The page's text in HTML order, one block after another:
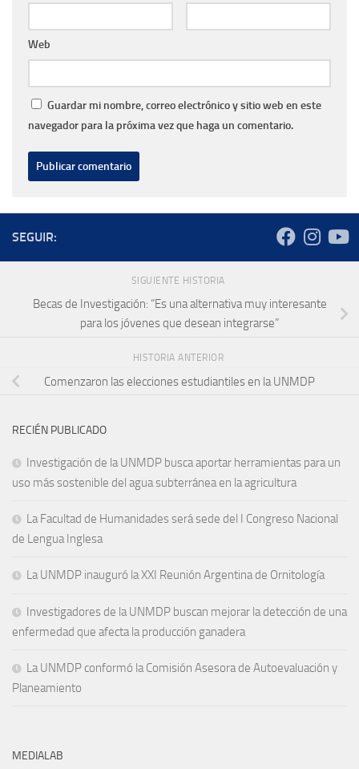
Web
Guardar mi nombre, correo electrónico y sitio web en este
navegador para la próxima vez que haga un comentario.
SEGUIR:
SIGUIENTE HISTORIA
Becas de Investigación: “Es una alternativa muy interesante
para los jóvenes que desean integrarse”
HISTORIA ANTERIOR
Comenzaron las elecciones estudiantiles en la UNMDP
RECIÉN PUBLICADO
Investigación de la UNMDP busca aportar herramientas para un
uso más sostenible del agua subterránea en la agricultura
La Facultad de Humanidades será sede del I Congreso Nacional
de Lengua Inglesa
La UNMDP inauguró la XXI Reunión Argentina de Ornitología
Investigadores de la UNMDP buscan mejorar la detección de una
enfermedad que afecta la producción ganadera
La UNMDP conformó la Comisión Asesora de Autoevaluación y
Planeamiento
MEDIALAB